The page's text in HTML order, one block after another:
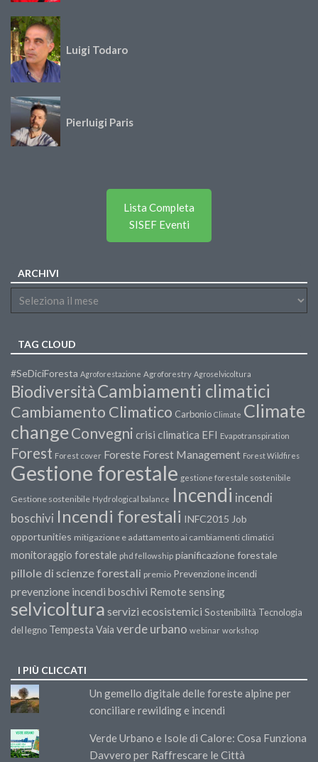
Luigi Todaro
Pierluigi Paris
Lista Completa
SISEF Eventi
ARCHIVI
TAG CLOUD
#SeDiciForesta Agroforestazione Agroforestry Agroselvicoltura
BiodiversitàCambiamenti climatici
Cambiamento Climatico Carbonio Climate Climate
changeConvegni crisi climatica EFI Evapotranspiration
Forest Forest cover Foreste Forest Management Forest Wildfires
Gestione forestale gestione forestale sostenibile
Gestione sostenibile Hydrological balance Incendi incendi
boschivi Incendi forestali INFC2015 Job
opportunities mitigazione e adattamento ai cambiamenti climatici
monitoraggio forestale phd fellowship pianificazione forestale
pillole di scienze forestali premio Prevenzione incendi
prevenzione incendi boschivi Remote sensing
selvicoltura servizi ecosistemici Sostenibilità Tecnologia
del legno Tempesta Vaia verde urbano webinar workshop
I PIÙ CLICCATI
Un gemello digitale delle foreste alpine per
conciliare rewilding e incendi
Verde Urbano e Isole di Calore: Cosa Funziona
Davvero per Raffrescare le Città